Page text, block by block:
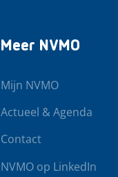
Meer NVMO
Mijn NVMO
Actueel & Agenda
Contact
NVMO op LinkedIn